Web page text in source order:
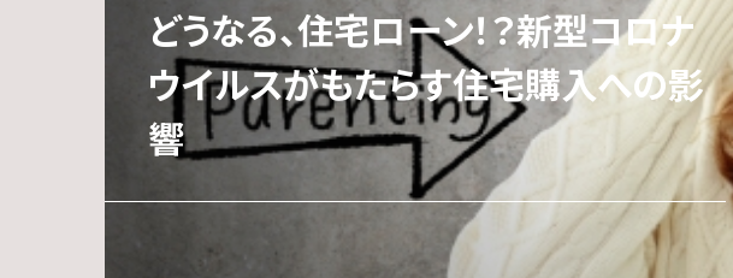
NEWS
私たち「ネクストカラーズ 」のオフィス
をご紹介します！
どうなる、住宅ローン！？新型コロナ
ウイルスがもたらす住宅購入への影
響
一度はマイホームを諦めたご夫婦・・・
からの大逆転！～大満足リノベーショ
ンマイホーム～
RENOVATION
愛知・名古屋で家探し～リノベーショ
ンするならネクストカラーズ
窓のない部屋をひと工夫で部屋を明
るく！アイデア次第で暗い部屋に明か
りを！